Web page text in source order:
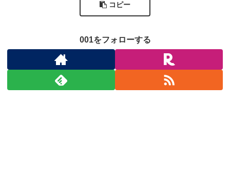
コピー
001をフォローする